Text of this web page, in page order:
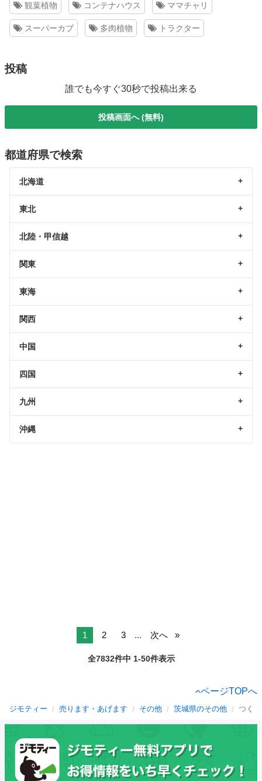
観葉植物 コンテナハウス ママチャリ
スーパーカブ 多肉植物 トラクター
投稿
誰でも今すぐ30秒で投稿出来る
投稿画面へ (無料)
都道府県で検索
北海道
東北
北陸・甲信越
関東
東海
関西
中国
四国
九州
沖縄
1 2 3 ... 次へ
全7832件中 1-50件表示
ページTOPへ
ジモティー 売ります・あげます その他 茨城県のその他 つく